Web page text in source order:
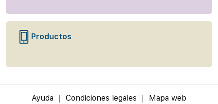
Productos
Ayuda Condiciones legales Mapa web